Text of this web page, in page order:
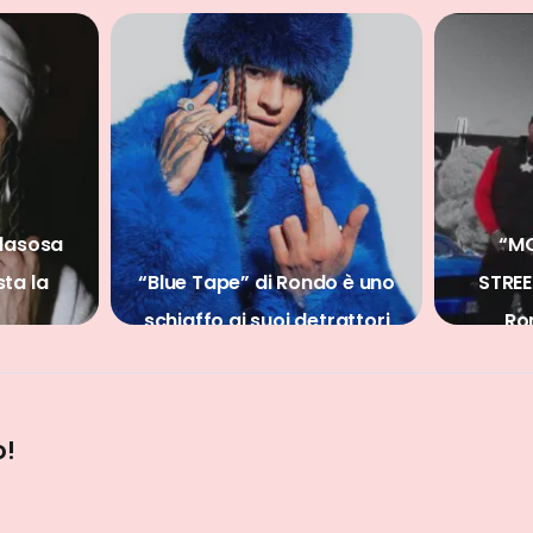
di Rondo è uno
ai suoi detrattori
“MOTIVATION 4 THE
STREETZ”, la missione di
Rondo e Artie 5ive